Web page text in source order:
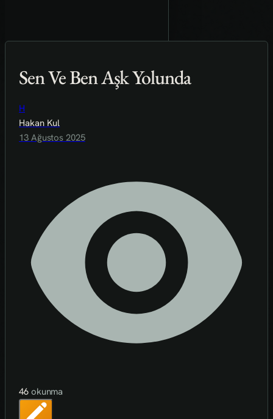
Sen Ve Ben Aşk Yolunda
H
Hakan Kul
13 Ağustos 2025
46 okunma